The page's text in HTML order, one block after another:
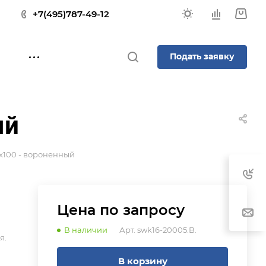
+7(495)787-49-12
Подать заявку
- вороненный
Цена по запросу
В наличии Арт. swk16-20005.B.
В корзину